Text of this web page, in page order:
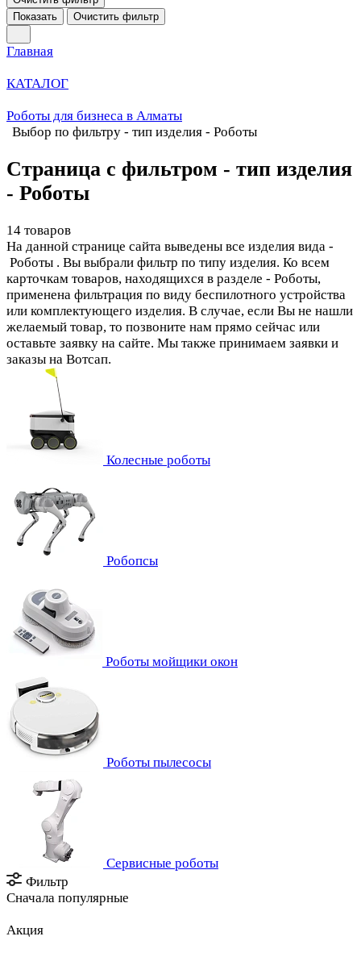
Показать
Очистить фильтр
Главная
КАТАЛОГ
Роботы для бизнеса в Алматы
Выбор по фильтру - тип изделия - Роботы
Страница с фильтром - тип изделия
- Роботы
14 товаров
На данной странице сайта выведены все изделия вида -
Роботы . Вы выбрали фильтр по типу изделия. Ко всем
карточкам товаров, находящихся в разделе - Роботы,
применена фильтрация по виду беспилотного устройства
или комплектующего изделия. В случае, если Вы не нашли
желаемый товар, то позвоните нам прямо сейчас или
оставьте заявку на сайте. Мы также принимаем заявки и
заказы на Вотсап.
Колесные роботы
Робопсы
Роботы мойщики окон
Роботы пылесосы
Сервисные роботы
Фильтр
Сначала популярные
Акция